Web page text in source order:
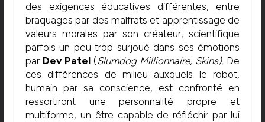
des exigences éducatives différentes, entre
braquages par des malfrats et apprentissage de
valeurs morales par son créateur, scientifique
parfois un peu trop surjoué dans ses émotions
par Dev Patel(Slumdog Millionnaire, Skins). De
ces différences de milieu auxquels le robot,
humain par sa conscience, est confronté en
ressortiront une personnalité propre et
multiforme, un être capable de réfléchir par lui